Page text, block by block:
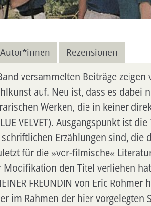
Autor*innen Rezensionen
versammelten Beiträge
auf. Neu ist, dass es dabei
Werken, die in keiner
VELVET). Ausgangspunkt ist
Erzählungen sind, die
für die »vor-filmische«
den Titel verliehen
FREUNDIN von Eric
im Rahmen der hier